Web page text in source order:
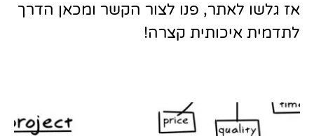
אז גלשו לאתר, פנו לצור הקשר ומכאן הדרך
לתדמית איכותית קצרה!